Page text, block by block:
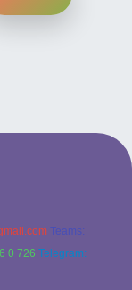
Teams:
0 726 Telegram: